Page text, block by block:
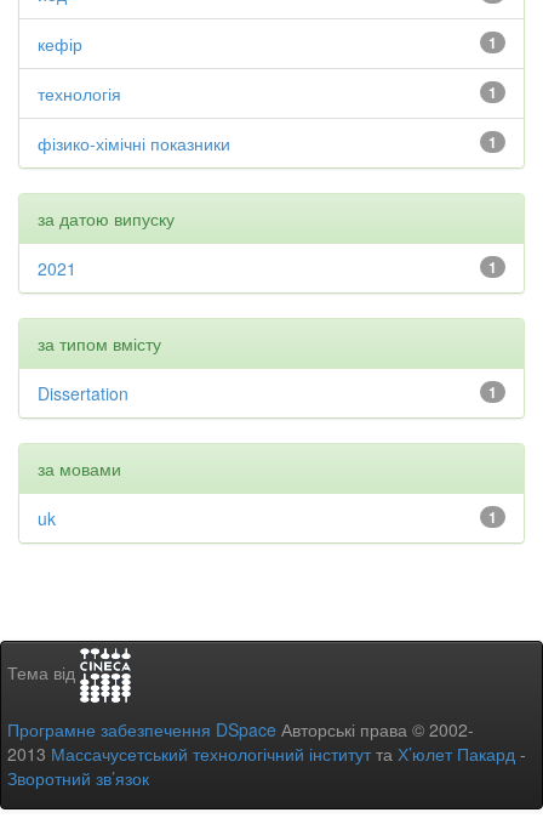
1
кефір
1
технологія
1
фізико-хімічні показники
за датою випуску
1
2021
за типом вмісту
1
Dissertation
за мовами
1
uk
Тема від
Програмне забезпечення DSpace Авторські права © 2002-
2013 Массачусетський технологічний інститутта Х’юлет Пакард -
Зворотний зв’язок